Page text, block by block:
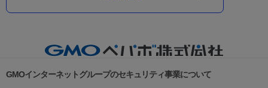
GMOインターネットグループのセキュリティ事業について